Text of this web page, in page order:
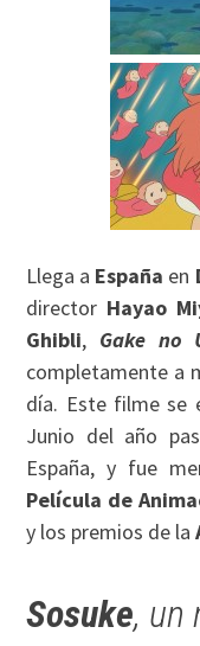
Llega a España en
director Hayao
Ghibli, Gake no
completamente a
día. Este filme se
Junio del año
España, y fue
Película de
y los premios de la
Sosuke, un